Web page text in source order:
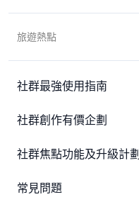
旅遊熱點
社群最強使用指南
社群創作有價企劃
社群焦點功能及升級計劃
常見問題